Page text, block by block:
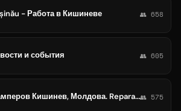
- Работа в Кишиневе 👥 658
и события 👥 605
🚘 Ремонт Бамперов Кишинев, Молдова. Repararea bamperului Chisinau, Moldova.👥 575